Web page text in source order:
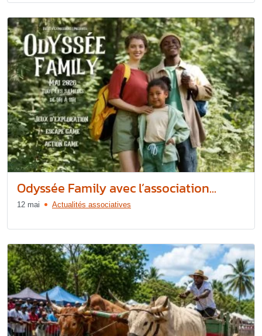
Odyssée Family avec l’association...
12 mai Actualités associatives